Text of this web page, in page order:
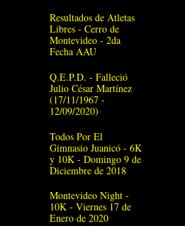
Resultados de Atletas
Libres - Cerro de
Montevideo - 2da
Fecha AAU
Q.E.P.D. - Falleció
Julio César Martínez
(17/11/1967 -
12/09/2020)
Todos Por El
Gimnasio Juanicó - 6K
y 10K - Domingo 9 de
Diciembre de 2018
Montevideo Night -
10K - Viernes 17 de
Enero de 2020